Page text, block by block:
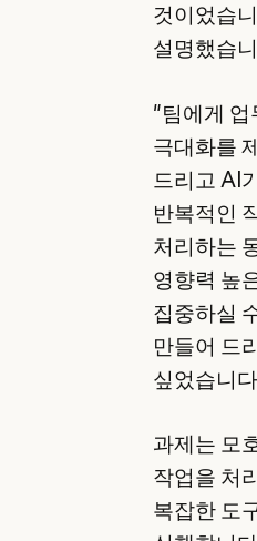
것이었습
설명했습
"팀에게 업
극대화를
드리고 AI
반복적인
처리하는
영향력 높
집중하실
만들어 드
싶었습니
과제는 모
작업을 처
복잡한 도